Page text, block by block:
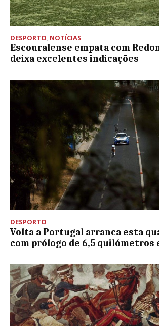
DESPORTO NOTÍCIAS
Escouralense empata com
deixa excelentes indicações
DESPORTO
Volta a Portugal arranca esta
com prólogo de 6,5 quilómetros